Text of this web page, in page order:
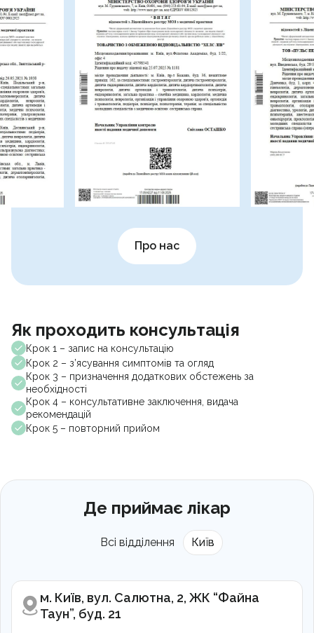
Про нас
Як проходить консультація
Крок 1 – запис на консультацію
Крок 2 – з’ясування симптомів та огляд
Крок 3 – призначення додаткових обстежень за
необхідності
Крок 4 – консультативне заключення, видача
рекомендацій
Крок 5 – повторний прийом
Де приймає лікар
Всі відділення Київ
м. Київ, вул. Салютна, 2, ЖК “Файна
Таун”, буд. 21